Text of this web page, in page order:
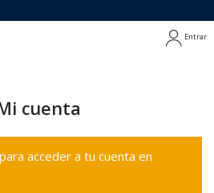
Entrar
cuenta
acceder a tu cuenta en